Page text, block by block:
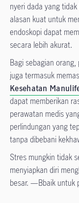
nyeri dada yang
alasan kuat untuk
endoskopi dapat
secara lebih akurat.
Bagi sebagian
juga termasuk
Kesehatan
dapat memberikan
perawatan medis
perlindungan yang
tanpa dibebani
Stres mungkin tidak
menyiapkan diri
besar. —Bbaik untuk